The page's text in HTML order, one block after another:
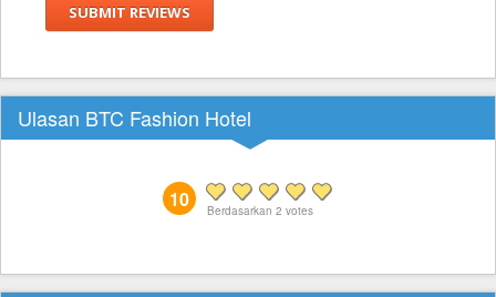
SUBMIT REVIEWS
Ulasan BTC Fashion Hotel
10 Berdasarkan 2 votes